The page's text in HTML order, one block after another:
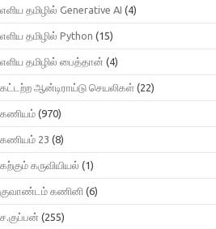
எளிய தமிழில் Generative AI (4)
எளிய தமிழில் Python (15)
எளிய தமிழில் பைத்தான் (4)
கட்டற்ற ஆன்டிராய்டு செயலிகள் (22)
கணியம் (970)
கணியம் 23 (8)
கற்கும் கருவியியல் (1)
குவாண்டம் கணினி (6)
ச.குப்பன் (255)